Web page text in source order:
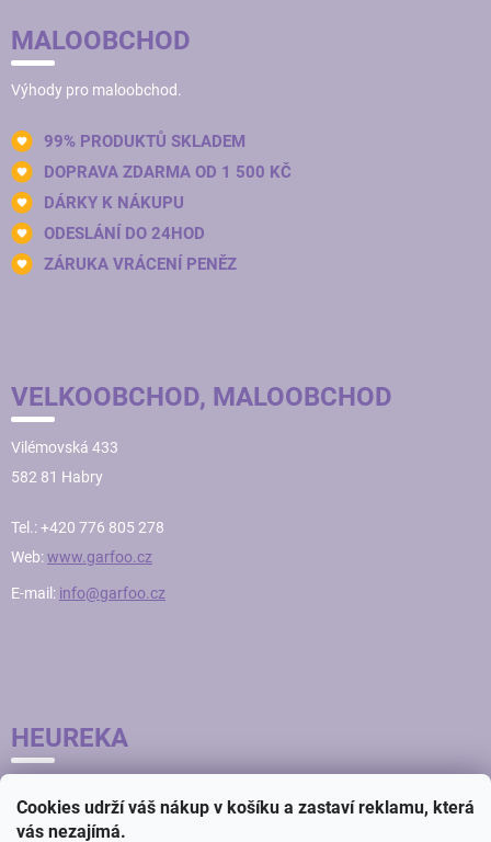
Cookies udrží váš nákup v košíku a zastaví reklamu, která
vás nezajímá.
MALOOBCHOD
Výhody pro maloobchod.
99% PRODUKTŮ SKLADEM
DOPRAVA ZDARMA OD 1 500 KČ
DÁRKY K NÁKUPU
ODESLÁNÍ DO 24HOD
ZÁRUKA VRÁCENÍ PENĚZ
VELKOOBCHOD, MALOOBCHOD
Vilémovská 433
582 81 Habry
Tel.: +420 776 805 278
Web:www.garfoo.cz
E-mail: info@garfoo.cz
HEUREKA